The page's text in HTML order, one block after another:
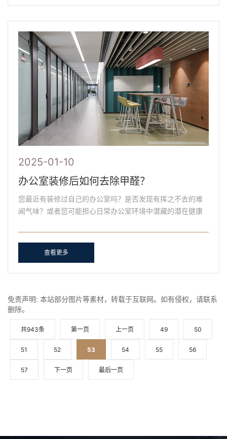
2025-01-10
办公室装修后如何去除甲醛？
您最近有装修过自己的办公室吗？是否发现有挥之不去的难
闻气味？或者您可能担心日常办公室环境中潜藏的潜在健康
内空......
查看更多
免责声明: 本站部分图片等素材，转载于互联网。如有侵权，请联系
删除。
共943条 第一页 上一页 49 50
51 52 53 54 55 56
57 下一页 最后一页